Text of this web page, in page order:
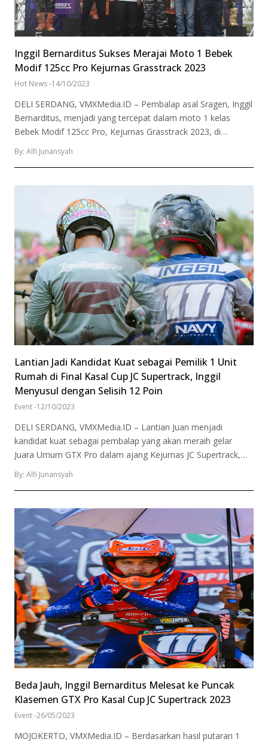
Inggil Bernarditus Sukses Merajai Moto 1 Bebek
Modif 125cc Pro Kejurnas Grasstrack 2023
Hot News-14/10/2023
DELI SERDANG, VMXMedia.ID – Pembalap asal Sragen, Inggil
Bernarditus, menjadi yang tercepat dalam moto 1 kelas
Bebek Modif 125cc Pro, Kejurnas Grasstrack 2023, di…
By: Alfi Junansyah
Lantian Jadi Kandidat Kuat sebagai Pemilik 1 Unit
Rumah di Final Kasal Cup JC Supertrack, Inggil
Menyusul dengan Selisih 12 Poin
Event-12/10/2023
DELI SERDANG, VMXMedia.ID – Lantian Juan menjadi
kandidat kuat sebagai pembalap yang akan meraih gelar
Juara Umum GTX Pro dalam ajang Kejurnas JC Supertrack,…
By: Alfi Junansyah
Beda Jauh, Inggil Bernarditus Melesat ke Puncak
Klasemen GTX Pro Kasal Cup JC Supertrack 2023
Event-26/05/2023
MOJOKERTO, VMXMedia.ID – Berdasarkan hasil putaran 1